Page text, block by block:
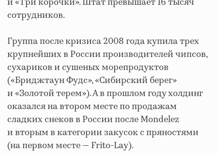
и «Три корочки». Штат превышает 16 тысяч
сотрудников.
Группа после кризиса 2008 года купила трех
крупнейших в России производителей чипсов,
сухариков и сушеных морепродуктов
(«Бриджтаун Фудс», «Сибирский берег»
и «Золотой терем»). А в прошлом году холдинг
оказался на втором месте по продажам
сладких снеков в России после Mondelez
и вторым в категории закусок с пряностями
(на первом месте — Frito-Lay).